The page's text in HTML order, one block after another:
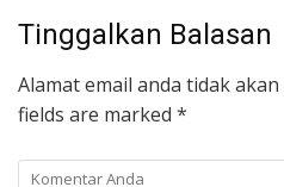
Tinggalkan Balasan
Alamat email anda tidak
fields are marked *